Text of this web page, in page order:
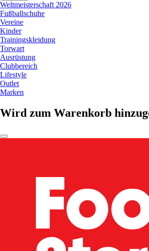
Weltmeisterschaft 2026
Fußballschuhe
Vereine
Kinder
Trainingskleidung
Torwart
Ausrüstung
Clubbereich
Lifestyle
Outlet
Marken
Wird zum Warenkorb